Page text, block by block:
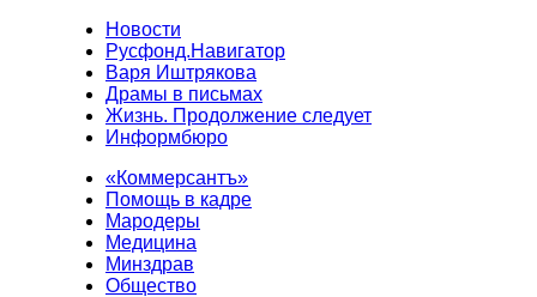
Новости
Русфонд.Навигатор
Варя Иштрякова
Драмы в письмах
Жизнь. Продолжение следует
Информбюро
«Коммерсантъ»
Помощь в кадре
Мародеры
Медицина
Минздрав
Общество